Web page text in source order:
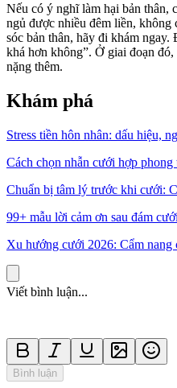
Nếu có ý nghĩ làm hại bản thân,
ngủ được nhiều đêm liền, không
sóc bản thân, hãy đi khám
khá hơn không”. Ở giai đoạn
nặng thêm.
Khám phá
Stress tiền hôn nhân: dấu hiệu,
Cách chọn nhẫn cưới hợp
Chuẩn bị tâm lý trước khi cưới:
99+ mẫu lời cảm ơn sau đám
Xu hướng cưới 2026: Cẩm nang
Viết bình luận...
Bình luận